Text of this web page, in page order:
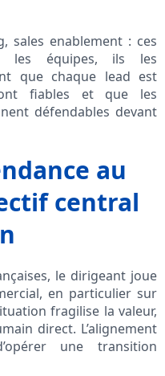
sales enablement : ces
les équipes, ils les
que chaque lead est
fiables et que les
défendables devant
au
central
le dirigeant joue
en particulier sur
fragilise la valeur,
direct. L’alignement
une transition